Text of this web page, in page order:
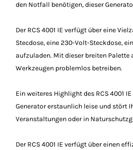
den Notfall benötigen, dieser
Der RCS 4001 IE verfügt über eine
Stecdose, eine 230-Volt-Steckdose,
aufzuladen. Mit dieser breiten Palette
Werkzeugen problemlos betreiben.
Ein weiteres Highlight des RCS 4001
Generator erstaunlich leise und stört
Veranstaltungen oder in
Der RCS 4001 IE verfügt über einen